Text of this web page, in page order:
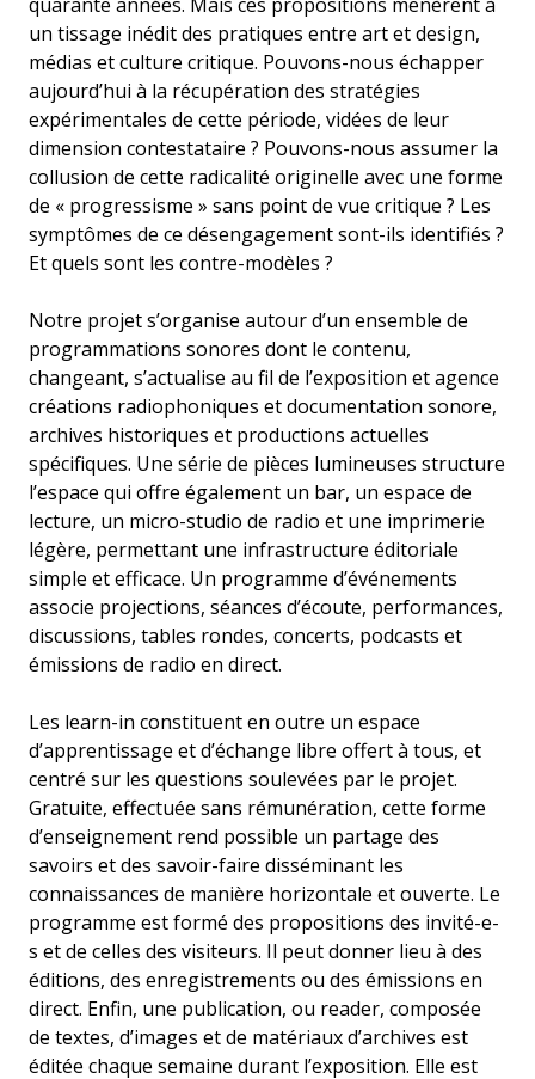
un tissage inédit des pratiques entre art et design,
médias et culture critique. Pouvons-nous échapper
aujourd’hui à la récupération des stratégies
expérimentales de cette période, vidées de leur
dimension contestataire ? Pouvons-nous assumer la
collusion de cette radicalité originelle avec une forme
de « progressisme » sans point de vue critique ? Les
symptômes de ce désengagement sont-ils identifiés ?
Et quels sont les contre-modèles ?
Notre projet s’organise autour d’un ensemble de
programmations sonores dont le contenu,
changeant, s’actualise au fil de l’exposition et agence
créations radiophoniques et documentation sonore,
archives historiques et productions actuelles
spécifiques. Une série de pièces lumineuses structure
l’espace qui offre également un bar, un espace de
lecture, un micro-studio de radio et une imprimerie
légère, permettant une infrastructure éditoriale
simple et efficace. Un programme d’événements
associe projections, séances d’écoute, performances,
discussions, tables rondes, concerts, podcasts et
émissions de radio en direct.
Les learn-in constituent en outre un espace
d’apprentissage et d’échange libre offert à tous, et
centré sur les questions soulevées par le projet.
Gratuite, effectuée sans rémunération, cette forme
d’enseignement rend possible un partage des
savoirs et des savoir-faire disséminant les
connaissances de manière horizontale et ouverte. Le
programme est formé des propositions des invité-e-
s et de celles des visiteurs. Il peut donner lieu à des
éditions, des enregistrements ou des émissions en
direct. Enfin, une publication, ou reader, composée
de textes, d’images et de matériaux d’archives est
éditée chaque semaine durant l’exposition. Elle est